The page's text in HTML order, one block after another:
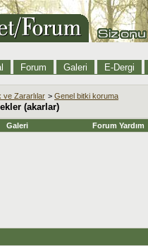
Forum Galeri E-Dergi
ve Zararlılar > Genel bitki koruma
(akarlar)
Galeri Forum Yardım